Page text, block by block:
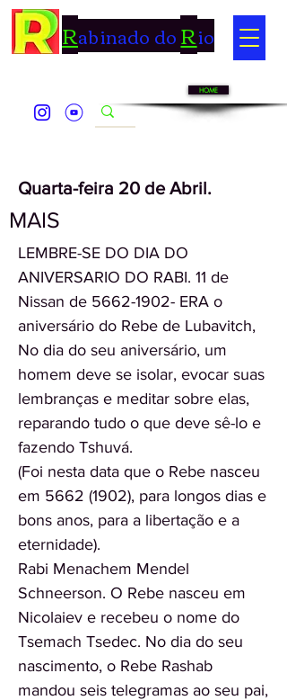
Rabinado doRio
HOME
Quarta-feira 20 de Abril.
MAIS
LEMBRE-SE DO DIA DO
ANIVERSARIO DO RABI. 11 de
Nissan de 5662-1902- ERA o
aniversário do Rebe de Lubavitch,
No dia do seu aniversário, um
homem deve se isolar, evocar suas
lembranças e meditar sobre elas,
reparando tudo o que deve sê-lo e
fazendo Tshuvá.
(Foi nesta data que o Rebe nasceu
em 5662 (1902), para longos dias e
bons anos, para a libertação e a
eternidade).
Rabi Menachem Mendel
Schneerson. O Rebe nasceu em
Nicolaiev e recebeu o nome do
Tsemach Tsedec. No dia do seu
nascimento, o Rebe Rashab
mandou seis telegramas ao seu pai,